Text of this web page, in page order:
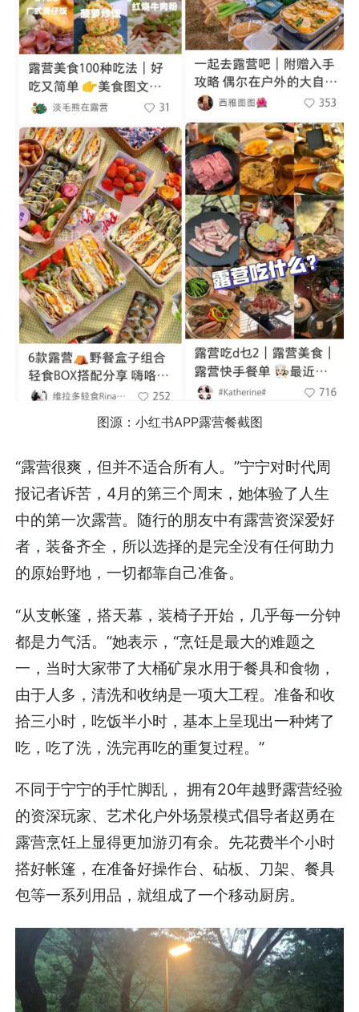
图源：小红书APP露营餐截图
“露营很爽，但并不适合所有人。”宁宁对时代周
报记者诉苦，4月的第三个周末，她体验了人生
中的第一次露营。随行的朋友中有露营资深爱好
者，装备齐全，所以选择的是完全没有任何助力
的原始野地，一切都靠自己准备。
“从支帐篷，搭天幕，装椅子开始，几乎每一分钟
都是力气活。”她表示，“烹饪是最大的难题之
一，当时大家带了大桶矿泉水用于餐具和食物，
由于人多，清洗和收纳是一项大工程。准备和收
拾三小时，吃饭半小时，基本上呈现出一种烤了
吃，吃了洗，洗完再吃的重复过程。”
不同于宁宁的手忙脚乱， 拥有20年越野露营经验
的资深玩家、艺术化户外场景模式倡导者赵勇在
露营烹饪上显得更加游刃有余。先花费半个小时
搭好帐篷，在准备好操作台、砧板、刀架、餐具
包等一系列用品，就组成了一个移动厨房。